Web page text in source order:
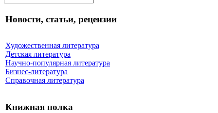
Новости, статьи, рецензии
Художественная литература
Детская литература
Научно-популярная литература
Бизнес-литература
Справочная литература
Книжная полка